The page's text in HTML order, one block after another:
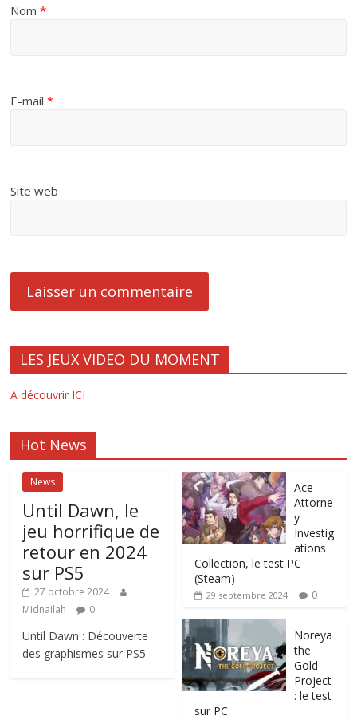
Nom*
E-mail*
Site web
LES JEUX VIDEO DU MOMENT
A découvrir ICI
Hot News
News
Until Dawn, le
jeu horrifique de
retour en 2024
sur PS5
27 octobre 2024
Midnailah
0
Until Dawn : Découverte
des graphismes sur PS5
Ace
Attorne
y
Investig
ations
Collection, le test PC
(Steam)
29 septembre 2024 0
Noreya
the
Gold
Project
: le test
sur PC